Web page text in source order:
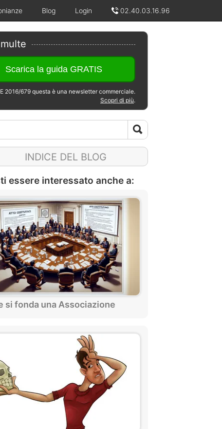
Blog Login 02.40.03.16.96
2016/679 questa è una newsletter commerciale.
Scopri di più.
INDICE DEL BLOG
essere interessato anche a:
si fonda una Associazione